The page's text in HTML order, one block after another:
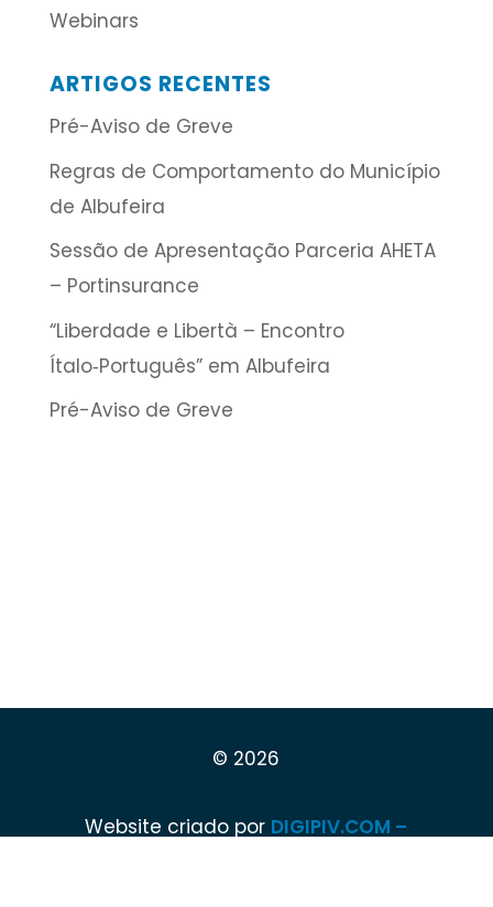
Webinars
ARTIGOS RECENTES
Pré-Aviso de Greve
Regras de Comportamento do Município
de Albufeira
Sessão de Apresentação Parceria AHETA
– Portinsurance
“Liberdade e Libertà – Encontro
Ítalo‑Português” em Albufeira
Pré-Aviso de Greve
© 2026
Website criado por DIGIPIV.COM –